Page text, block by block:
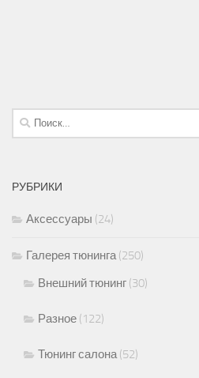
Найти:
РУБРИКИ
Аксессуары (24)
Галерея тюнинга(250)
Внешний тюнинг (30)
Разное (122)
Тюнинг салона(52)